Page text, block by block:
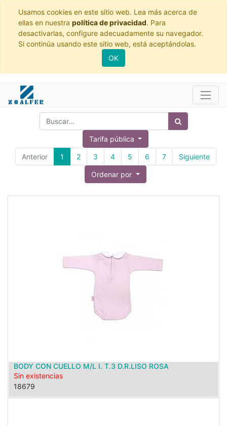
Usamos cookies en este sitio web. Lea más acerca de
ellas en nuestra política de privacidad. Para
desactivarlas, configure adecuadamente su navegador.
Si continúa usando este sitio web, está aceptándolas.
OK
Tarifa pública
Anterior 1 2 3 4 5 6 7 Siguiente
Ordenar por
BODY CON CUELLO M/L I. T.3 D.R.LISO ROSA
Sin existencias
18679